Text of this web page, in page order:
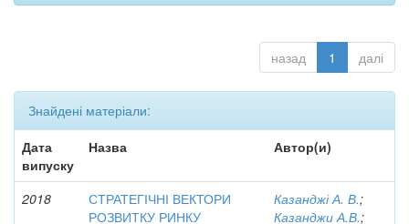
назад 1 далі
Знайдені матеріали:
Дата
випуску
Назва Автор(и)
2018
СТРАТЕГІЧНІ ВЕКТОРИ
РОЗВИТКУ РИНКУ
Казанджі А. В.;
Казанджи А.В.;